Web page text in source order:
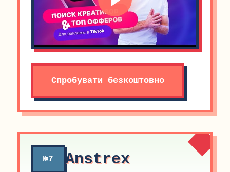
Спробувати безкоштовно
№7 Anstrex